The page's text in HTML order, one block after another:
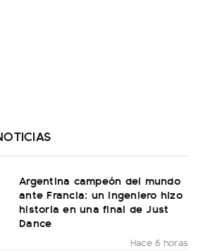
Argentina campeón del mundo
ante Francia: un ingeniero hizo
historia en una final de Just
Dance
Hace 6 horas